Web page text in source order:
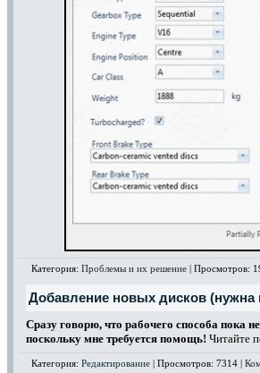
Категория: Проблемы и их решение | Просмотров:
Добавление новых дисков
Сразу говорю, что рабочего способа пока
поскольку мне требуется помощь! Читайте
Категория: Редактирование | Просмотров: 7314 |